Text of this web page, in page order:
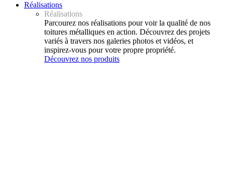
Réalisations
Réalisations
Parcourez nos réalisations pour voir la qualité de nos
toitures métalliques en action. Découvrez des projets
variés à travers nos galeries photos et vidéos, et
inspirez-vous pour votre propre propriété.
Découvrez nos produits